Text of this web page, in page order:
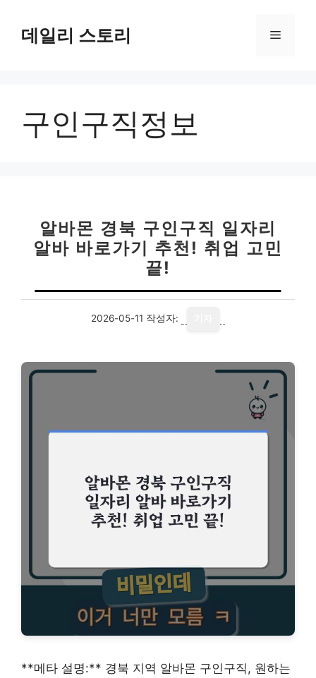
데일리 스토리 메
구인구직정보
알바몬 경북 구인구직 일자리
알바 바로가기 추천! 취업 고민
끝!
2026-05-11 작성자:
**메타 설명:** 경북 지역 알바몬 구인구직, 원하는